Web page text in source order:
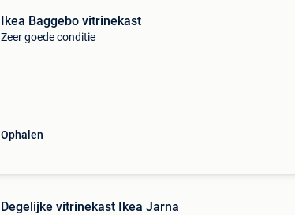
Ikea Baggebo vitrinekast
Zeer goede conditie
Ophalen
Degelijke vitrinekast Ikea Jarna